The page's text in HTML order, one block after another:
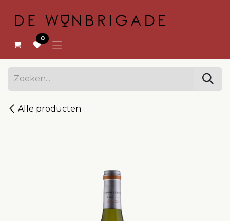
0
Alle producten